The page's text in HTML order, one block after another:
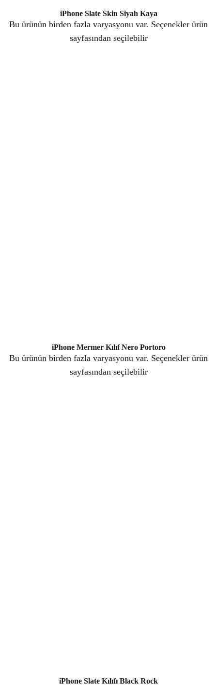
iPhone Slate Skin Siyah Kaya
Bu ürünün birden fazla varyasyonu var. Seçenekler ürün
sayfasından seçilebilir
iPhone Mermer Kılıf Nero Portoro
Bu ürünün birden fazla varyasyonu var. Seçenekler ürün
sayfasından seçilebilir
iPhone Slate Kılıfı Black Rock